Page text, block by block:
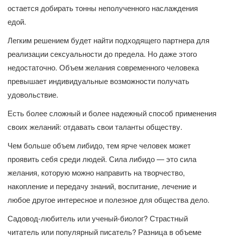
остается добирать тонны неполученного наслаждения
едой.
Легким решением будет найти подходящего партнера для
реализации сексуальности до предела. Но даже этого
недостаточно. Объем желания современного человека
превышает индивидуальные возможности получать
удовольствие.
Есть более сложный и более надежный способ применения
своих желаний: отдавать свои таланты обществу.
Чем больше объем либидо, тем ярче человек может
проявить себя среди людей. Сила либидо — это сила
желания, которую можно направить на творчество,
накопление и передачу знаний, воспитание, лечение и
любое другое интересное и полезное для общества дело.
Садовод-любитель или ученый-биолог? Страстный
читатель или популярный писатель? Разница в объеме